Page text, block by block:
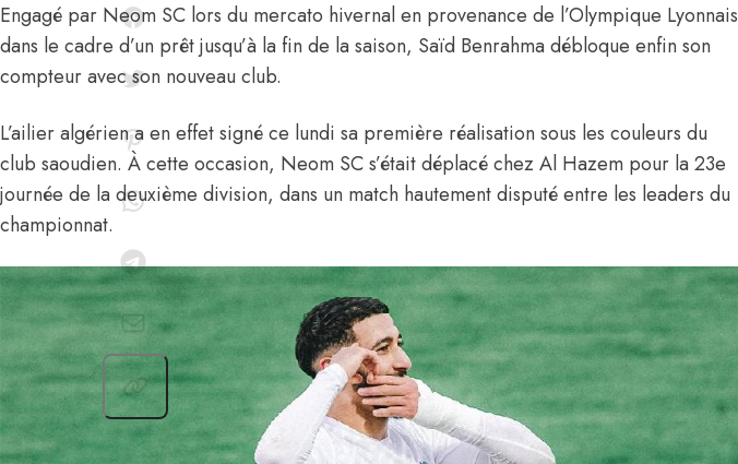
Engagé par Neom SC lors du mercato hivernalen provenance de l’Olympique Lyonnais
dans le cadre d’un prêt jusqu’à la fin de la saison, Saïd Benrahma débloque enfin son
compteur avec son nouveau club.
L’ailier algérien a en effet signé ce lundi sa première réalisation sous les couleurs du
club saoudien. À cette occasion, Neom SC s’était déplacé chez Al Hazem pour la 23e
journée de la deuxième division, dans un match hautement disputé entre les leaders du
championnat.